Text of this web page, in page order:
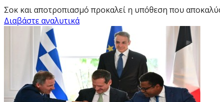
Σοκ και αποτροπιασμό προκαλεί η υπόθεση που
Διαβάστε αναλυτικά